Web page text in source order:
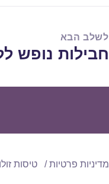
לשלב הבא
הפוסט
חבילות נופש
מדיניות פרטיות טיסות